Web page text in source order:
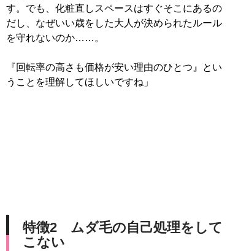
す。でも、化粧直しスペースはすぐそこにあるの
だし、なぜいい歳をした大人が決められたルール
を守れないのか……。
『回転率の高さも価格が安い理由のひとつ』とい
うことを理解してほしいですね」
特徴2 ムダ毛の自己処理をして
こない